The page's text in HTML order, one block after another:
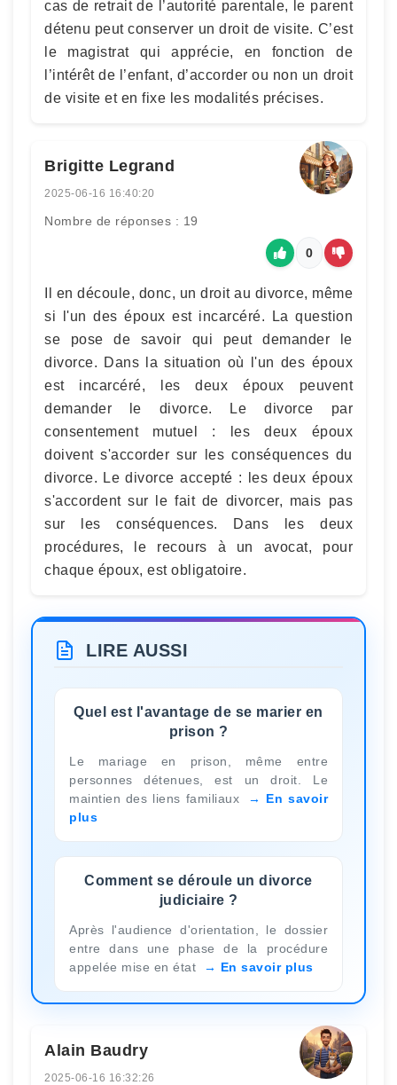
cas de retrait de l’autorité parentale, le parent
détenu peut conserver un droit de visite. C’est
le magistrat qui apprécie, en fonction de
l’intérêt de l’enfant, d’accorder ou non un droit
de visite et en fixe les modalités précises.
Brigitte Legrand
2025-06-16 16:40:20
Nombre de réponses : 19
0
Il en découle, donc, un droit au divorce, même
si l'un des époux est incarcéré. La question
se pose de savoir qui peut demander le
divorce. Dans la situation où l'un des époux
est incarcéré, les deux époux peuvent
demander le divorce. Le divorce par
consentement mutuel : les deux époux
doivent s'accorder sur les conséquences du
divorce. Le divorce accepté : les deux époux
s'accordent sur le fait de divorcer, mais pas
sur les conséquences. Dans les deux
procédures, le recours à un avocat, pour
chaque époux, est obligatoire.
LIRE AUSSI
Quel est l'avantage de se marier en
prison ?
Le mariage en prison, même entre
personnes détenues, est un droit. Le
maintien des liens familiaux
En savoir
plus
Comment se déroule un divorce
judiciaire ?
Après l'audience d'orientation, le dossier
entre dans une phase de la procédure
appelée mise en état
En savoir plus
Alain Baudry
2025-06-16 16:32:26